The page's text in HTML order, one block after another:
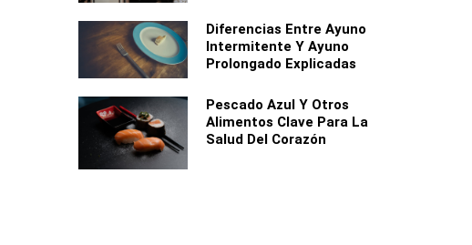
Diferencias Entre Ayuno
Intermitente Y Ayuno
Prolongado Explicadas
Pescado Azul Y Otros
Alimentos Clave Para La
Salud Del Corazón